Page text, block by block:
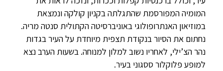
המומיה המפורסמת שהתגלתה בקניון קולקה ונמצאת
במוזיאון האנתרופולוגי באוניברסיטה הקתולית סנטה מריה.
נחתום את הסיור בנקודת תצפית מיוחדת על העיר בגדות
נהר הצ’ילי, לאחריו נשוב למלון למנוחה. בשעות הערב נצא
למופע פלוקלור ססגוני בעיר.